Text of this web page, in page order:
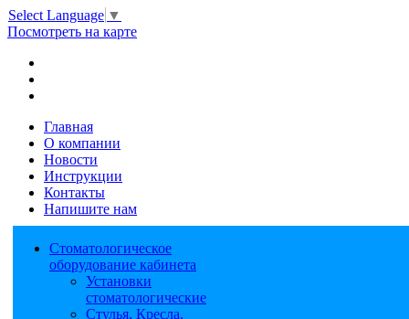
Select Language ▼
Посмотреть на карте
Главная
О компании
Новости
Инструкции
Контакты
Напишите нам
Стоматологическое
оборудование кабинета
Установки
стоматологические
Стулья, Кресла,